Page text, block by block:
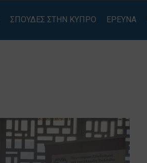
ΣΠΟΥΔΕΣ ΣΤΗΝ ΚΥΠΡΟ ΕΡΕΥΝΑ